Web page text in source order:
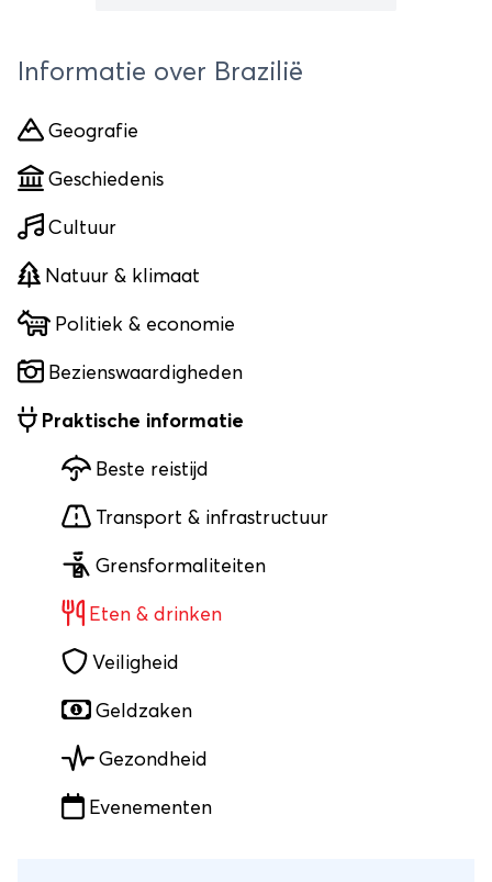
Informatie over Brazilië
Geografie
Geschiedenis
Cultuur
Natuur & klimaat
Politiek & economie
Bezienswaardigheden
Praktische informatie
Beste reistijd
Transport & infrastructuur
Grensformaliteiten
Eten & drinken
Veiligheid
Geldzaken
Gezondheid
Evenementen